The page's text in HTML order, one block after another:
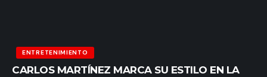
ENTRETENIMIENTO
CARLOS MARTÍNEZ MARCA SU ESTILO EN LA